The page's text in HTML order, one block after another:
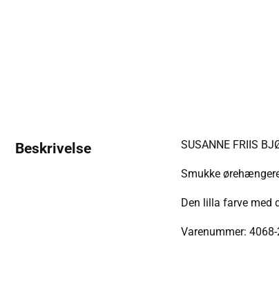
Beskrivelse SUSANNE FRIIS
Smukke
Den lilla farve med
Varenummer: